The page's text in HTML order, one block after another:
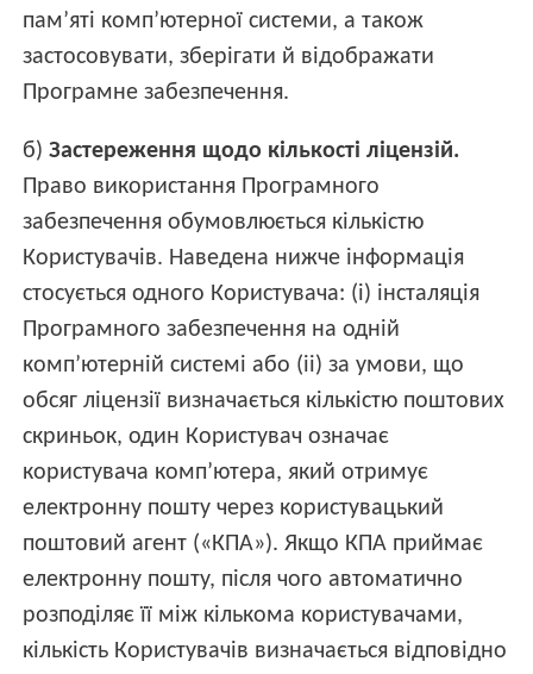
пам’яті комп’ютерної системи, а також
застосовувати, зберігати й відображати
Програмне забезпечення.
б)Застереження щодо кількості ліцензій.
Право використання Програмного
забезпечення обумовлюється кількістю
Користувачів. Наведена нижче інформація
стосується одного Користувача: (і) інсталяція
Програмного забезпечення на одній
комп’ютерній системі або (ii) за умови, що
обсяг ліцензії визначається кількістю поштових
скриньок, один Користувач означає
користувача комп’ютера, який отримує
електронну пошту через користувацький
поштовий агент («КПА»). Якщо КПА приймає
електронну пошту, після чого автоматично
розподіляє її між кількома користувачами,
кількість Користувачів визначається відповідно